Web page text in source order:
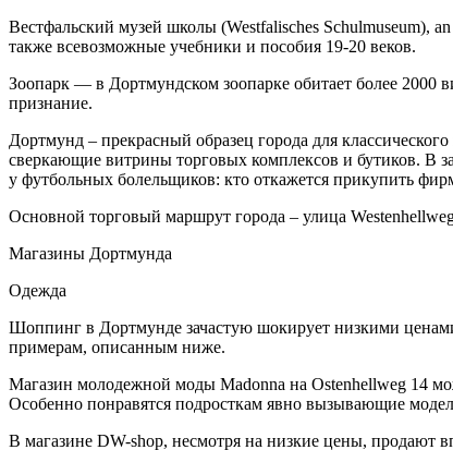
Вестфальский музей школы (Westfalisches Schulmuseum),
также всевозможные учебники и пособия 19-20 веков.
Зоопарк — в Дортмундском зоопарке обитает более
признание.
Дортмунд – прекрасный образец города для
сверкающие витрины торговых комплексов и бутиков. В
у футбольных болельщиков: кто откажется прикупить
Основной торговый маршрут города – улица
Магазины Дортмунда
Одежда
Шоппинг в Дортмунде зачастую шокирует низкими
примерам, описанным ниже.
Магазин молодежной моды Madonna на Ostenhellweg 14
Особенно понравятся подросткам явно вызывающие
В магазине DW-shop, несмотря на низкие цены, продают